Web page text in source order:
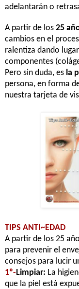
adelantarán o
A partir de los 25
cambios en el
ralentiza dando
componentes
Pero sin duda, es la
persona, en forma
nuestra tarjeta de
TIPS ANTI~EDAD
A partir de los 25
para prevenir el
consejos para lucir
1º- Limpiar: La
que la piel está